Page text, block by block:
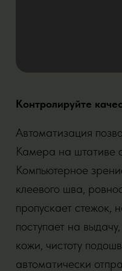
Контролируйте
Автоматизация
Камера на штативе
Компьютерное
клеевого шва,
пропускает стежок,
поступает на
кожи, чистоту
автоматически